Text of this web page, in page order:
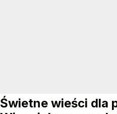
Świetne wieści dla